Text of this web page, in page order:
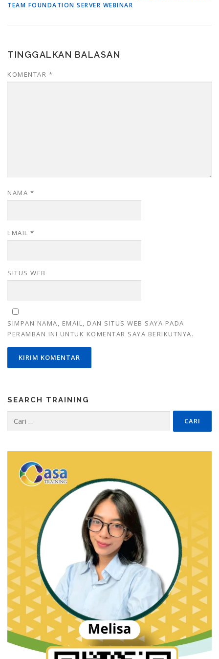
TEAM FOUNDATION SERVER WEBINAR
TINGGALKAN BALASAN
KOMENTAR *
NAMA *
EMAIL *
SITUS WEB
SIMPAN NAMA, EMAIL, DAN SITUS WEB SAYA PADA
PERAMBAN INI UNTUK KOMENTAR SAYA BERIKUTNYA.
SEARCH TRAINING
untuk: